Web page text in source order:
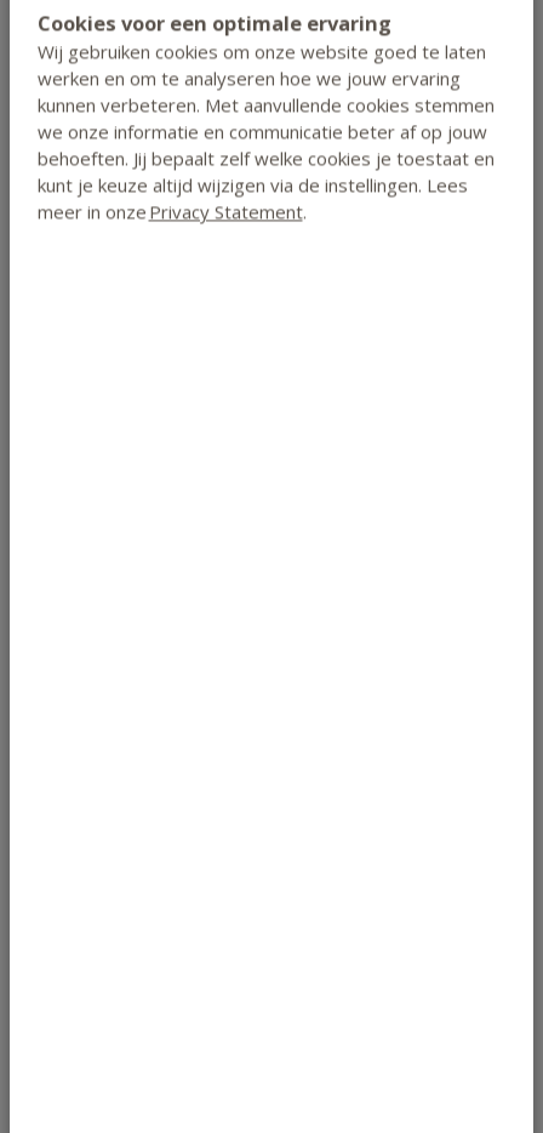
Cookies voor een optimale ervaring
Wij gebruiken cookies om onze website goed te laten
werken en om te analyseren hoe we jouw ervaring
kunnen verbeteren. Met aanvullende cookies stemmen
we onze informatie en communicatie beter af op jouw
behoeften. Jij bepaalt zelf welke cookies je toestaat en
kunt je keuze altijd wijzigen via de instellingen. Lees
meer in onze Privacy Statement.
Je kan gerichte natuurvoedingsadviezen geven bij milde
gezondheidsklachten.
Je beschikt over de benodigde communicatie- en
coachvaardigheden om cliënten succesvol naar een
gezonder eet- en leefpatroon te begeleiden.
Je kan een professionele praktijk als
natuurvoedingsdeskundige opzetten.